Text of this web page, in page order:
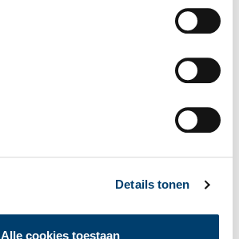
Details tonen
Alle cookies toestaan